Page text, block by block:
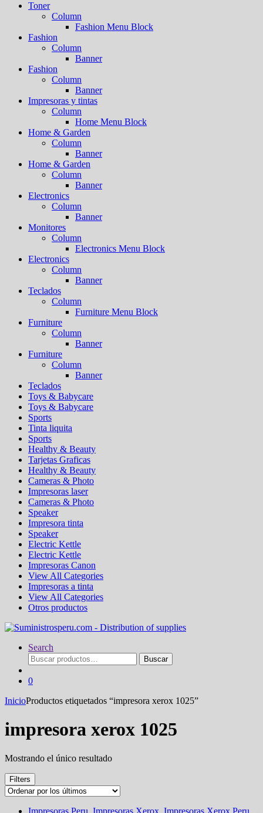
Toner
Column
Fashion Menu Block
Fashion
Column
Banner
Fashion
Column
Banner
Impresoras y tintas
Column
Home Menu Block
Home & Garden
Column
Banner
Home & Garden
Column
Banner
Electronics
Column
Banner
Monitores
Column
Electronics Menu Block
Electronics
Column
Banner
Teclados
Column
Furniture Menu Block
Furniture
Column
Banner
Furniture
Column
Banner
Teclados
Toys & Babycare
Toys & Babycare
Sports
Tinta liquita
Sports
Healthy & Beauty
Tarjetas Graficas
Healthy & Beauty
Cameras & Photo
Impresoras laser
Cameras & Photo
Speaker
Impresora tinta
Speaker
Electric Kettle
Electric Kettle
Impresoras Canon
View All Categories
Impresoras a tinta
View All Categories
Otros productos
Search
Buscar
por:
Buscar
0
InicioProductos etiquetados “impresora xerox 1025”
impresora xerox 1025
Mostrando el único resultado
Filters
Impresoras Peru Impresoras Xerox Impresoras Xerox Peru